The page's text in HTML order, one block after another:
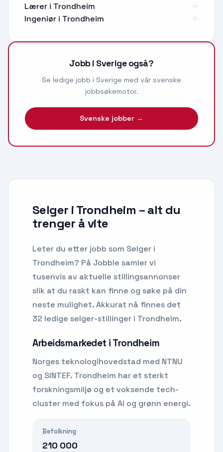
Lærer i Trondheim
Ingeniør i Trondheim
Jobb i Sverige også?
Se ledige jobb i Sverige med vår svenske
jobbsøkemotor.
Svenske jobber →
Selger i Trondheim – alt du
trenger å vite
Leter du etter jobb som Selger i
Trondheim? På Jobble samler vi
tusenvis av aktuelle stillingsannonser
slik at du raskt kan finne og søke på din
neste mulighet.Akkurat nå finnes det
32 ledige selger-stillinger i Trondheim.
Arbeidsmarkedet i Trondheim
Norges teknologihovedstad med NTNU
og SINTEF. Trondheim har et sterkt
forskningsmiljø og et voksende tech-
cluster med fokus på AI og grønn energi.
Befolkning
210 000